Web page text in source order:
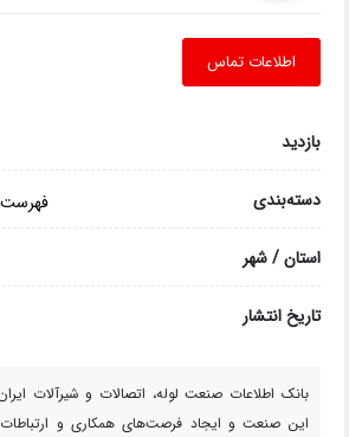
اطلاعات تماس
بازدید
دسته‌بندی فهرست
استان / شهر
تاریخ انتشار
بانک اطلاعات صنعت لوله، اتصالات و شیرآلات
این صنعت و ایجاد فرصت‌های همکاری و